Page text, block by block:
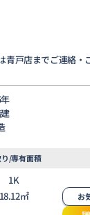
青戸店までご連絡・
/専有面積
1K
18.12㎡
お